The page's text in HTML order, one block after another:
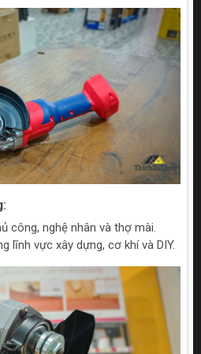
:
công, nghệ nhân và thợ mài.
lĩnh vực xây dựng, cơ khí và DIY.